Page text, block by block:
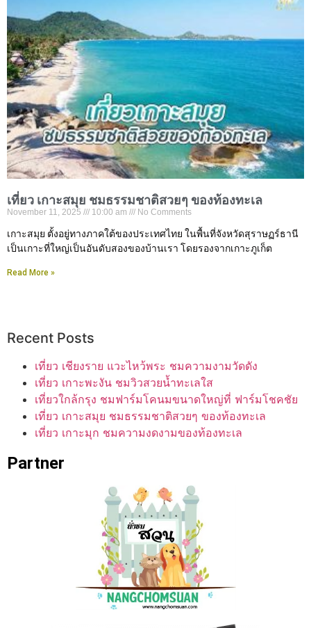
เที่ยว เกาะสมุย ชมธรรมชาติสวยๆ ของท้องทะเล
November 11, 2025 10:00 am No Comments
เกาะสมุย ตั้งอยู่ทางภาคใต้ของประเทศไทย ในพื้นที่จังหวัดสุราษฏร์ธานี
เป็นเกาะที่ใหญ่เป็นอันดับสองของบ้านเรา โดยรองจากเกาะภูเก็ต
Read More »
Recent Posts
เที่ยว เชียงราย แวะไหว้พระ ชมความงามวัดดัง
เที่ยว เกาะพะงัน ชมวิวสวยน้ำทะเลใส
เที่ยวใกล้กรุง ชมฟาร์มโคนมขนาดใหญ่ที่ ฟาร์มโชคชัย
เที่ยว เกาะสมุย ชมธรรมชาติสวยๆ ของท้องทะเล
เที่ยว เกาะมุก ชมความงดงามของท้องทะเล
Partner